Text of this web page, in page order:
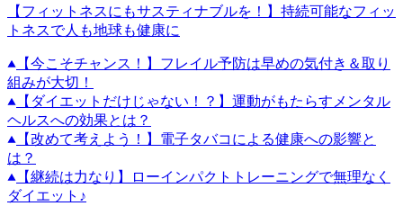
【フィットネスにもサスティナブルを！】持続可能なフィッ
トネスで人も地球も健康に
【今こそチャンス！】フレイル予防は早めの気付き＆取り
組みが大切！
【ダイエットだけじゃない！？】運動がもたらすメンタル
ヘルスへの効果とは？
【改めて考えよう！】電子タバコによる健康への影響と
は？
【継続は力なり】ローインパクトトレーニングで無理なく
ダイエット♪